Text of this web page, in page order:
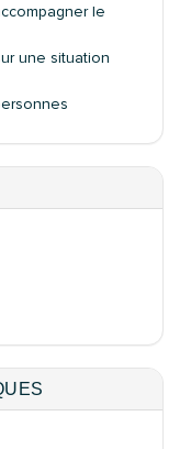
le
une situation